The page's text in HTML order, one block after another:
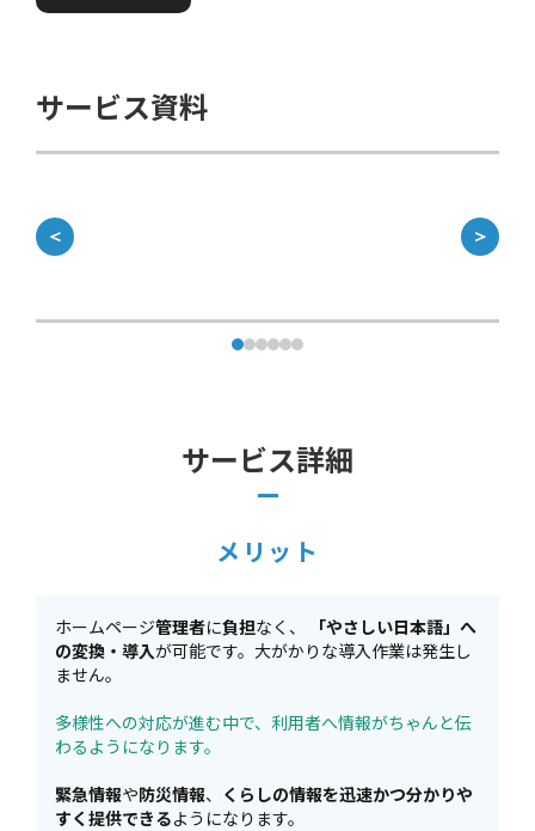
サービス資料
＜ ＞
サービス詳細
メリット
ホームページ管理者に負担なく、
「やさしい日本語」へ
の変換・導入が可能です。大がかりな導入作業は発生し
ません。
多様性への対応が進む中で、利用者へ情報がちゃんと伝
わるようになります。
緊急情報や防災情報、 くらしの情報を迅速かつ分かりや
すく提供できるようになります。